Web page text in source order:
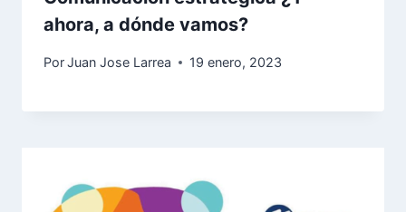
ahora, a dónde vamos?
PorJuan Jose Larrea 19 enero, 2023